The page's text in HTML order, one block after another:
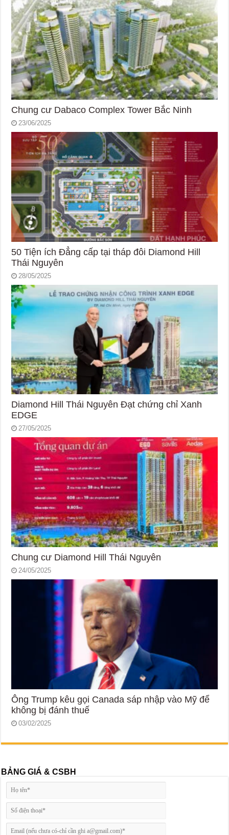
Chung cư Dabaco Complex Tower Bắc Ninh
23/06/2025
50 Tiện ích Đẳng cấp tại tháp đôi Diamond Hill
Thái Nguyên
28/05/2025
Diamond Hill Thái Nguyên Đạt chứng chỉ Xanh
EDGE
27/05/2025
Chung cư Diamond Hill Thái Nguyên
24/05/2025
Ông Trump kêu gọi Canada sáp nhập vào Mỹ để
không bị đánh thuế
03/02/2025
BẢNG GIÁ & CSBH